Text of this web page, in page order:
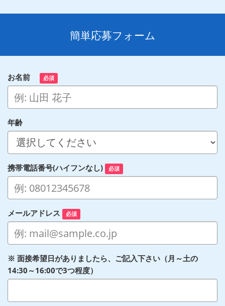
簡単応募フォーム
お名前 必須
年齢
携帯電話番号(ハイフンなし) 必須
メールアドレス 必須
※ 面接希望日がありましたら、ご記入下さい（月～土の
14:30～16:00で3つ程度）